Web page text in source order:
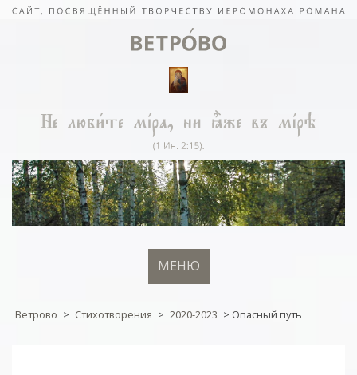
МЕНЮ
Ветрово > Стихотворения > 2020-2023 > Опасный путь